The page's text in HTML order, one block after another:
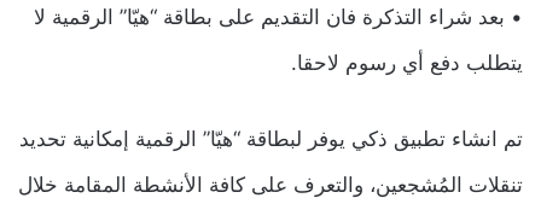
• بعد شراء التذكرة فان التقديم على بطاقة “هيّا” الرقمية لا
يتطلب دفع أي رسوم لاحقا.
تم انشاء تطبيق ذكي يوفر لبطاقة “هيّا” الرقمية إمكانية تحديد
تنقلات المُشجعين، والتعرف على كافة الأنشطة المقامة خلال